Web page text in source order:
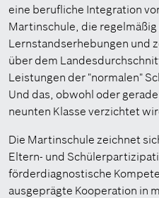
eine berufliche Integration
Martinschule, die
Lernstandserhebungen und
über dem
Leistungen der "normalen"
Und das, obwohl oder
neunten Klasse verzichtet
Die Martinschule zeichnet
Eltern- und
förderdiagnostische
ausgeprägte Kooperation in